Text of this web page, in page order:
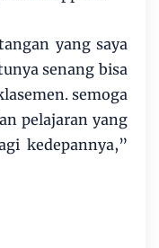
yang saya
senang bisa
semoga
pelajaran yang
kedepannya,”